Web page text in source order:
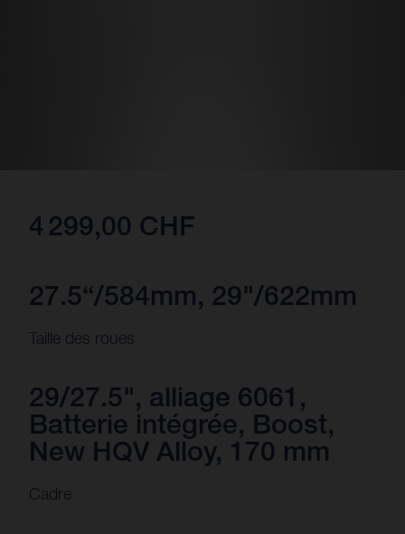
4 299,00 CHF
27.5“/584mm, 29"/622mm
Taille des roues
29/27.5", alliage 6061,
Batterie intégrée, Boost,
New HQV Alloy, 170 mm
Cadre